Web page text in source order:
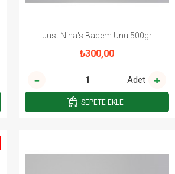
Just Nina's Badem Unu 500gr
₺300,00
Adet
SEPETE EKLE